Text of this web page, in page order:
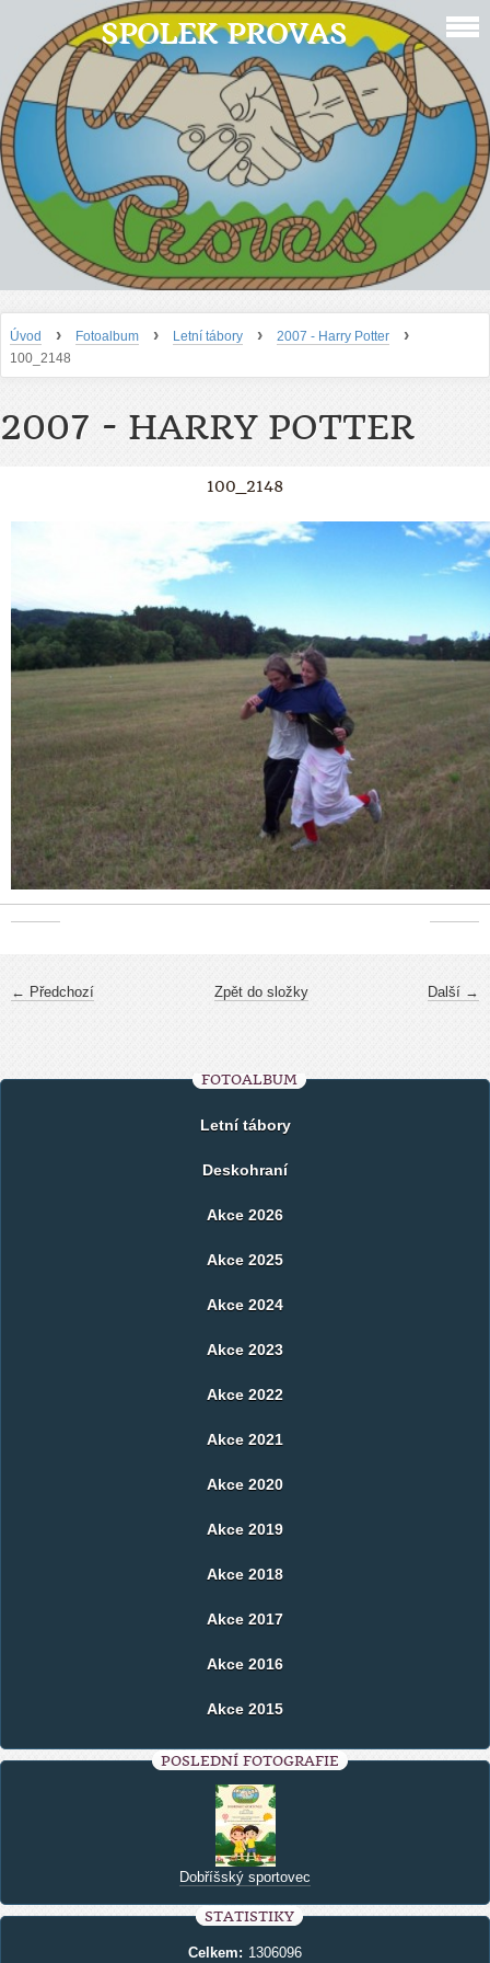
SPOLEK PROVAS
Úvod › Fotoalbum › Letní tábory › 2007 - Harry Potter ›
100_2148
2007 - HARRY POTTER
100_2148
← Předchozí Další →
Zpět do složky
FOTOALBUM
Letní tábory
Deskohraní
Akce 2026
Akce 2025
Akce 2024
Akce 2023
Akce 2022
Akce 2021
Akce 2020
Akce 2019
Akce 2018
Akce 2017
Akce 2016
Akce 2015
POSLEDNÍ FOTOGRAFIE
Dobříšský sportovec
STATISTIKY
Celkem: 1306096